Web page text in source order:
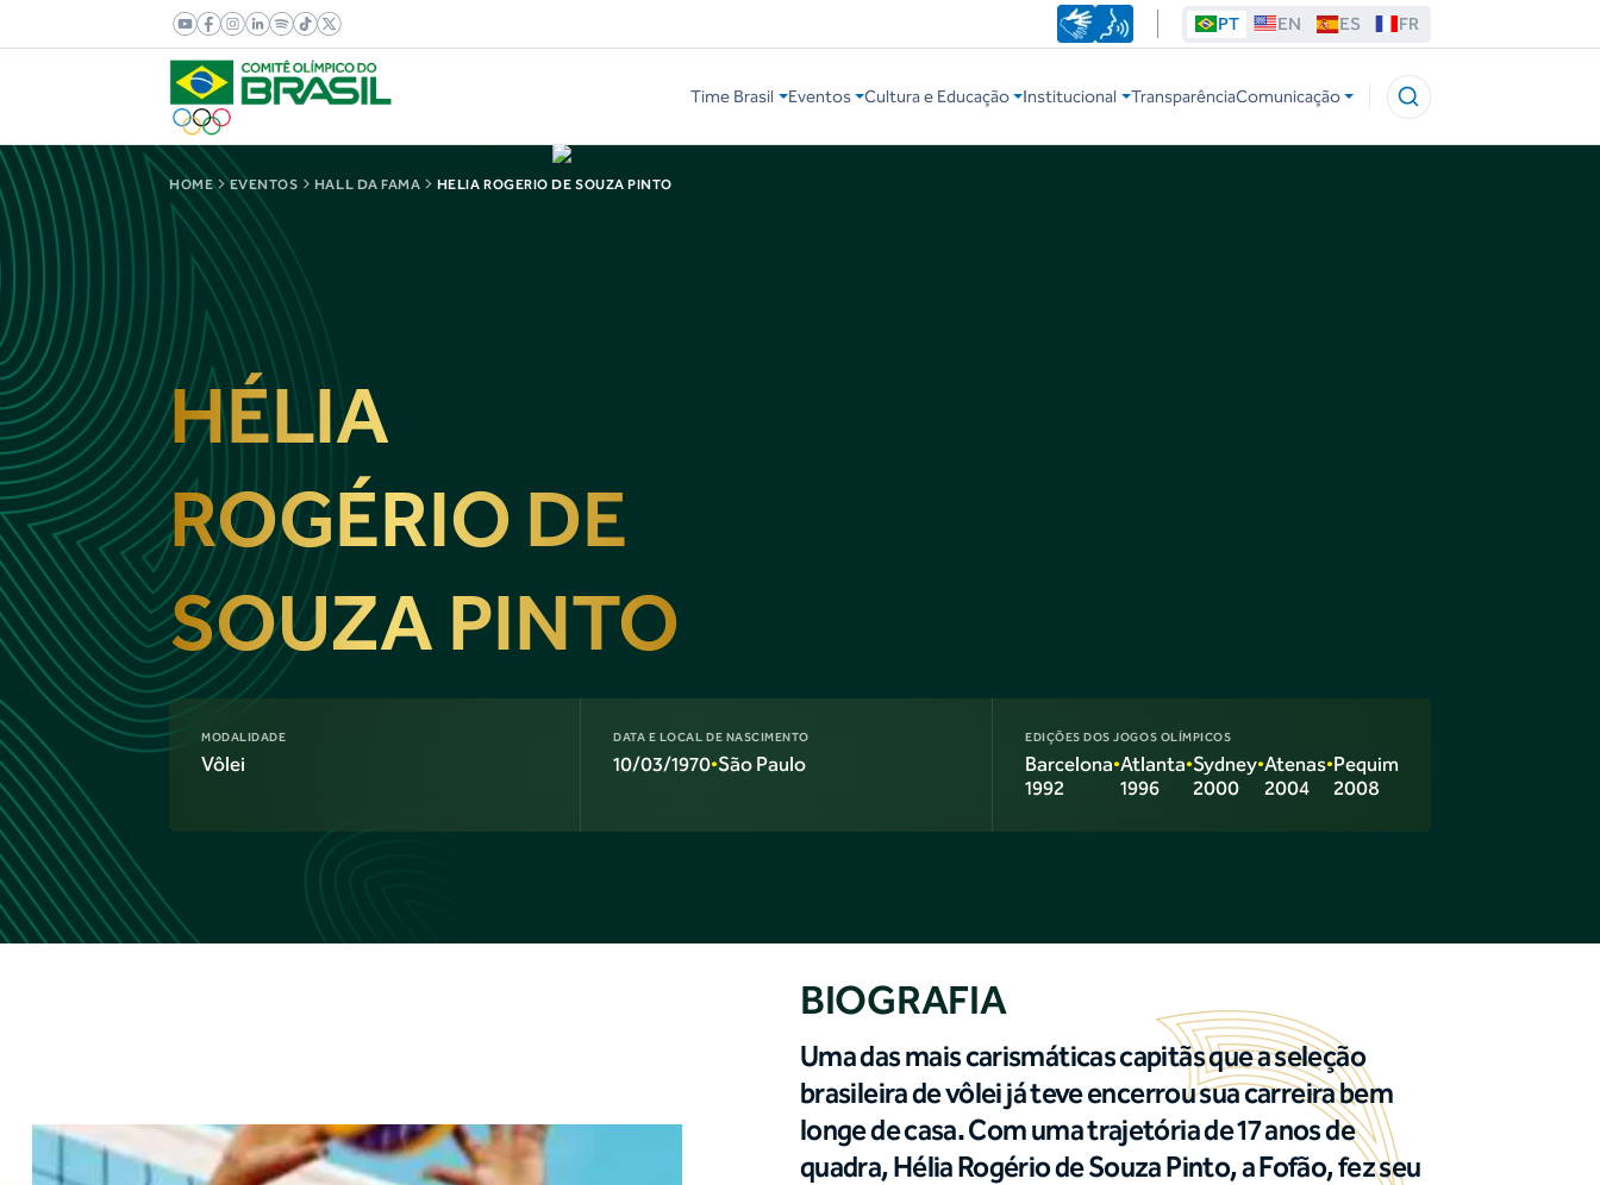
PT EN ES FR
Time Brasil Eventos Cultura e Educação Institucional TransparênciaComunicação
HOME EVENTOS HALL DA FAMA HELIA ROGERIO DE SOUZA PINTO
HÉLIA
ROGÉRIO DE
SOUZA PINTO
MODALIDADE
Vôlei
DATA E LOCAL DE NASCIMENTO
10/03/1970•São Paulo
EDIÇÕES DOS JOGOS OLÍMPICOS
Barcelona
1992
•Atlanta
1996
•Sydney
2000
•Atenas
2004
•Pequim
2008
BIOGRAFIA
Uma das mais carismáticas capitãs que a seleção
brasileira de vôlei já teve encerrou sua carreira bem
longe de casa. Com uma trajetória de 17 anos de
quadra, Hélia Rogério de Souza Pinto, a Fofão, fez seu